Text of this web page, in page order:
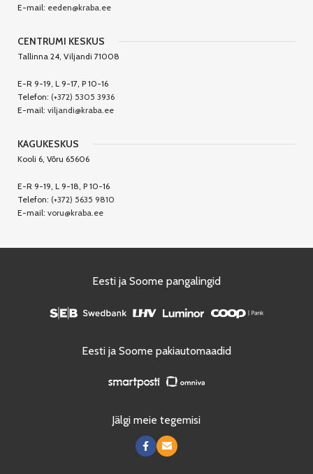
E-mail: eeden@kraba.ee
CENTRUMI KESKUS
Tallinna 24, Viljandi 71008
E-R 9-19, L 9-17, P 10-16
Telefon: (+372) 5305 3936
E-mail: viljandi@kraba.ee
KAGUKESKUS
Kooli 6, Võru 65606
E-R 9-19, L 9-18, P 10-16
Telefon: (+372) 5635 9810
E-mail: voru@kraba.ee
Eesti ja Soome pangalingid
Eesti ja Soome pakiautomaadid
Jälgi meie tegemisi